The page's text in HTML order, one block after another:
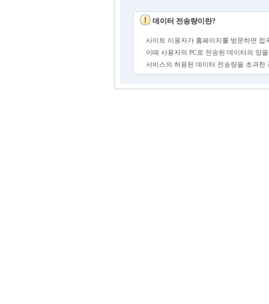
데이터 전송량이란?
사이트 이용자가 홈페이지를 방문하면 접
이때 사용자의 PC로 전송된 데이터의 양
서비스의 허용된 데이터 전송량을 초과